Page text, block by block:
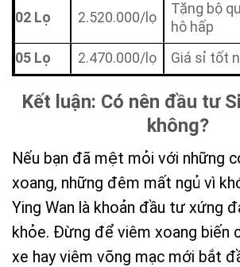
02 Lọ 2.520.000/lọ
Tặng bộ
hô hấp
05 Lọ
2.470.000/lọ Giá sỉ tốt
Kết luận: Có nên đầu tư
không?
Nếu bạn đã mệt mỏi với những
xoang, những đêm mất ngủ vì
Ying Wan là khoản đầu tư xứng
khỏe. Đừng để viêm xoang biến
xe hay viêm võng mạc mới bắt